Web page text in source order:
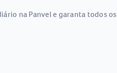
na Panvel e garanta todos